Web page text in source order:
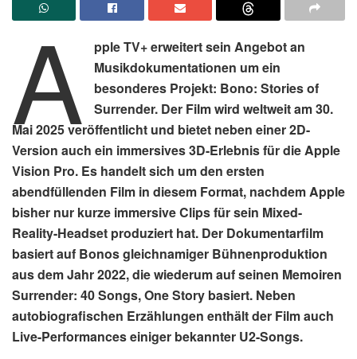
A
pple TV+ erweitert sein Angebot an
Musikdokumentationen um ein
besonderes Projekt: Bono: Stories of
Surrender. Der Film wird weltweit am 30.
Mai 2025 veröffentlicht und bietet neben einer 2D-
Version auch ein immersives 3D-Erlebnis für die Apple
Vision Pro. Es handelt sich um den ersten
abendfüllenden Film in diesem Format, nachdem Apple
bisher nur kurze immersive Clips für sein Mixed-
Reality-Headset produziert hat. Der Dokumentarfilm
basiert auf Bonos gleichnamiger Bühnenproduktion
aus dem Jahr 2022, die wiederum auf seinen Memoiren
Surrender: 40 Songs, One Story basiert. Neben
autobiografischen Erzählungen enthält der Film auch
Live-Performances einiger bekannter U2-Songs.